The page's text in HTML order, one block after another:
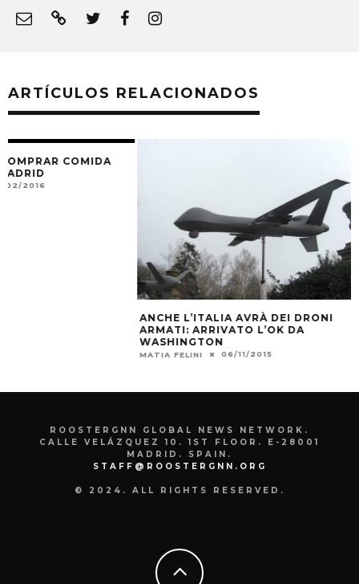
ARTÍCULOS RELACIONADOS
ANCHE L’ITALIA AVRÀ DEI DRONI
ARMATI: ARRIVATO L’OK DA
06/11/2015
ESTA SEMANA
2.07.2015
ROOSTERGNN GLOBAL NEWS NETWORK.
CALLE VELÁZQUEZ 10. 1ST FLOOR. E-28001
MADRID. SPAIN.
STAFF@ROOSTERGNN.ORG
© 2024. ALL RIGHTS RESERVED.